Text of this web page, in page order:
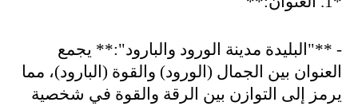
- **" البليدة مدينة الورود والبارود":** يجمع
العنوان بين الجمال (الورود) والقوة (البارود)، مما
يرمز إلى التوازن بين الرقة والقوة في شخصية